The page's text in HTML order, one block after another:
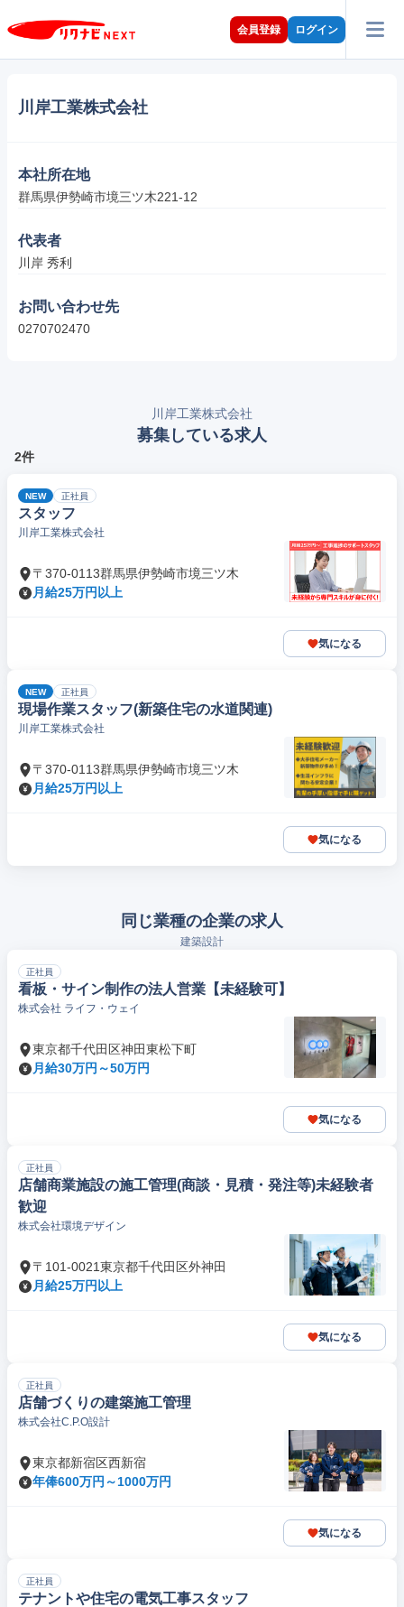
会員登録 ログイン
川岸工業株式会社
本社所在地
群馬県伊勢崎市境三ツ木221-12
代表者
川岸 秀利
お問い合わせ先
0270702470
川岸工業株式会社
募集している求人
2件
NEW 正社員
スタッフ
川岸工業株式会社
〒370-0113群馬県伊勢崎市境三ツ木
月給25万円以上
気になる
NEW 正社員
現場作業スタッフ(新築住宅の水道関連)
川岸工業株式会社
〒370-0113群馬県伊勢崎市境三ツ木
月給25万円以上
気になる
同じ業種の企業の求人
建築設計
正社員
看板・サイン制作の法人営業【未経験可】
株式会社 ライフ・ウェイ
東京都千代田区神田東松下町
月給30万円～50万円
気になる
正社員
店舗商業施設の施工管理(商談・見積・発注等)未経験者
歓迎
株式会社環境デザイン
〒101-0021東京都千代田区外神田
月給25万円以上
気になる
正社員
店舗づくりの建築施工管理
株式会社C.P.O設計
東京都新宿区西新宿
年俸600万円～1000万円
気になる
正社員
テナントや住宅の電気工事スタッフ